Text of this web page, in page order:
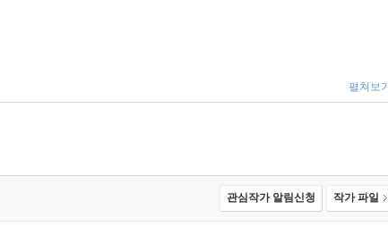
펼쳐보기
관심작가 알림신청 작가 파일